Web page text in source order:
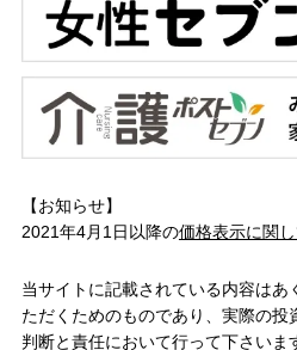
【お知らせ】
2021年4月1日以降の価格表示に関
当サイトに記載されている内容は
ただくためのものであり、実際の
判断と責任において行って下さいま